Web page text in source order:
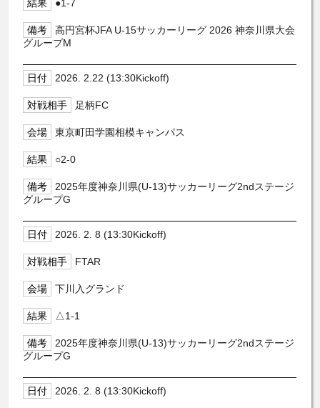
●1-7
高円宮杯JFA U-15サッカーリーグ 2026 神奈川県大会
グループM
2026. 2.22 (13:30Kickoff)
足柄FC
東京町田学園相模キャンパス
○2-0
2025年度神奈川県(U-13)サッカーリーグ2ndステージ
グループG
2026. 2. 8 (13:30Kickoff)
FTAR
下川入グランド
△1-1
2025年度神奈川県(U-13)サッカーリーグ2ndステージ
グループG
2026. 2. 8 (13:30Kickoff)